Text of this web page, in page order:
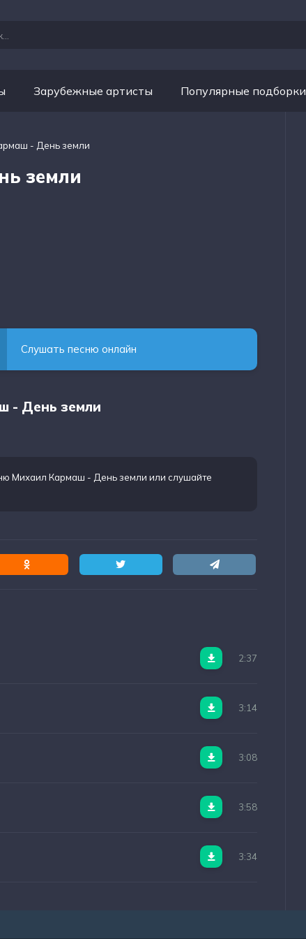
Зарубежные артисты Популярные подборки
- День земли
земли
Слушать песню онлайн
- День земли
Михаил Кармаш - День земли или слушайте
2:37
3:14
3:08
3:58
3:34